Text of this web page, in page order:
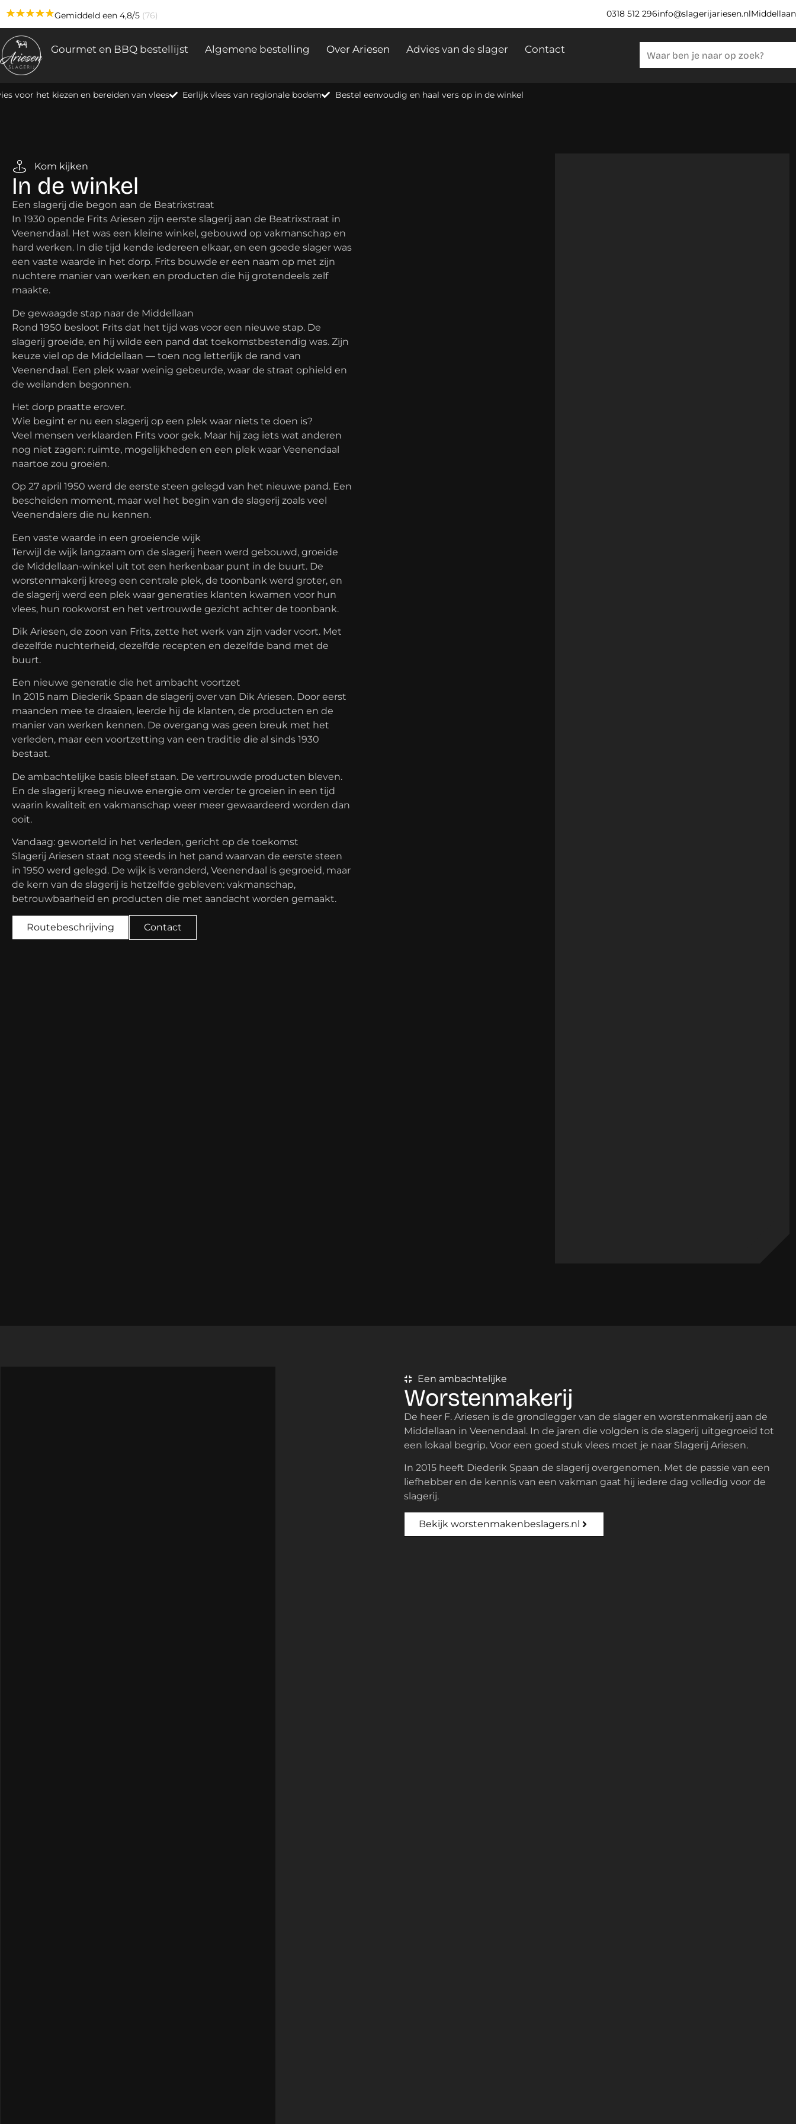
Gemiddeld een 4,8/5 (76) Middellaan
info@slagerijariesen.nl
0318 512 296
Gourmet en BBQ bestellijst Algemene bestelling Over Ariesen Advies van de slager Contact
voor het kiezen en bereiden van vlees Eerlijk vlees van regionale bodem Bestel eenvoudig en haal vers op in de winkel
Kom kijken
In de winkel
Een slagerij die begon aan de Beatrixstraat
In 1930 opende Frits Ariesen zijn eerste slagerij aan de Beatrixstraat in
Veenendaal. Het was een kleine winkel, gebouwd op vakmanschap en
hard werken. In die tijd kende iedereen elkaar, en een goede slager was
een vaste waarde in het dorp. Frits bouwde er een naam op met zijn
nuchtere manier van werken en producten die hij grotendeels zelf
maakte.
De gewaagde stap naar de Middellaan
Rond 1950 besloot Frits dat het tijd was voor een nieuwe stap. De
slagerij groeide, en hij wilde een pand dat toekomstbestendig was. Zijn
keuze viel op de Middellaan — toen nog letterlijk de rand van
Veenendaal. Een plek waar weinig gebeurde, waar de straat ophield en
de weilanden begonnen.
Het dorp praatte erover.
Wie begint er nu een slagerij op een plek waar niets te doen is?
Veel mensen verklaarden Frits voor gek. Maar hij zag iets wat anderen
nog niet zagen: ruimte, mogelijkheden en een plek waar Veenendaal
naartoe zou groeien.
Op 27 april 1950 werd de eerste steen gelegd van het nieuwe pand. Een
bescheiden moment, maar wel het begin van de slagerij zoals veel
Veenendalers die nu kennen.
Een vaste waarde in een groeiende wijk
Terwijl de wijk langzaam om de slagerij heen werd gebouwd, groeide
de Middellaan‑winkel uit tot een herkenbaar punt in de buurt. De
worstenmakerij kreeg een centrale plek, de toonbank werd groter, en
de slagerij werd een plek waar generaties klanten kwamen voor hun
vlees, hun rookworst en het vertrouwde gezicht achter de toonbank.
Dik Ariesen, de zoon van Frits, zette het werk van zijn vader voort. Met
dezelfde nuchterheid, dezelfde recepten en dezelfde band met de
buurt.
Een nieuwe generatie die het ambacht voortzet
In 2015 nam Diederik Spaan de slagerij over van Dik Ariesen. Door eerst
maanden mee te draaien, leerde hij de klanten, de producten en de
manier van werken kennen. De overgang was geen breuk met het
verleden, maar een voortzetting van een traditie die al sinds 1930
bestaat.
De ambachtelijke basis bleef staan. De vertrouwde producten bleven.
En de slagerij kreeg nieuwe energie om verder te groeien in een tijd
waarin kwaliteit en vakmanschap weer meer gewaardeerd worden dan
ooit.
Vandaag: geworteld in het verleden, gericht op de toekomst
Slagerij Ariesen staat nog steeds in het pand waarvan de eerste steen
in 1950 werd gelegd. De wijk is veranderd, Veenendaal is gegroeid, maar
de kern van de slagerij is hetzelfde gebleven: vakmanschap,
betrouwbaarheid en producten die met aandacht worden gemaakt.
Routebeschrijving Contact
Een ambachtelijke
Worstenmakerij
De heer F. Ariesen is de grondlegger van de slager en worstenmakerij aan de
Middellaan in Veenendaal. In de jaren die volgden is de slagerij uitgegroeid tot
een lokaal begrip. Voor een goed stuk vlees moet je naar Slagerij Ariesen.
In 2015 heeft Diederik Spaan de slagerij overgenomen. Met de passie van een
liefhebber en de kennis van een vakman gaat hij iedere dag volledig voor de
slagerij.
Bekijk worstenmakenbeslagers.nl